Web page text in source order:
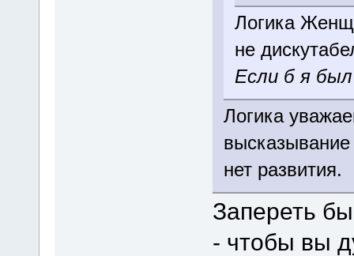
Логика
не
Если б я
Логика
нет развития.
Запереть
- чтобы вы